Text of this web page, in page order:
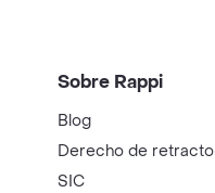
Sobre Rappi
Blog
Derecho de retracto
SIC